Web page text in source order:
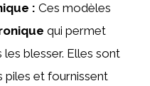
: Ces modèles
qui permet
les blesser. Elles sont
piles et fournissent